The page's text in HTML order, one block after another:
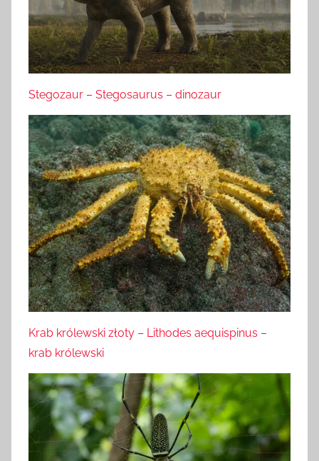
Stegozaur – Stegosaurus – dinozaur
Krab królewski złoty – Lithodes aequispinus –
krab królewski